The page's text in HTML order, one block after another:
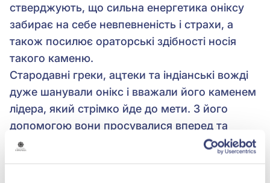
стверджують, що сильна енергетика оніксу
забирає на себе невпевненість і страхи, а
також посилює ораторські здібності носія
такого каменю.
Стародавні греки, ацтеки та індіанські вожді
дуже шанували онікс і вважали його каменем
лідера, який стрімко йде до мети. З його
допомогою вони просувалися вперед та
отримували енергетичний заряд. Вважалося,